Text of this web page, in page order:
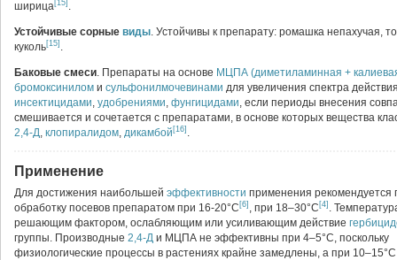
ширица [15] .
Устойчивые сорные виды. Устойчивы к препарату: ромашка непахучая,
куколь[15] .
Баковые смеси. Препараты на основе МЦПА (диметиламинная +
бромоксинилом и сульфонилмочевинами для увеличения спектра
инсектицидами, удобрениями, фунгицидами, если периоды внесения
смешивается и сочетается с препаратами, в основе которых вещества
2,4-Д, клопиралидом, дикамбой [16] .
Применение
Для достижения наибольшей эффективности применения рекомендуется
обработку посевов препаратом при 16-20°C [6] , при 18–30°C [4] .
решающим фактором, ослабляющим или усиливающим действие
группы. Производные 2,4-Д и МЦПА не эффективны при 4–5°C, поскольку
физиологические процессы в растениях крайне замедлены, а при